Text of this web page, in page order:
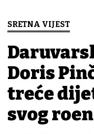
SRETNA VIJEST
Doris
treće
svog